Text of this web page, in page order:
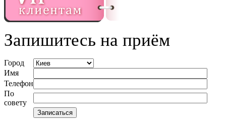
Запишитесь на приём
Город
Имя
Телефон
По
совету